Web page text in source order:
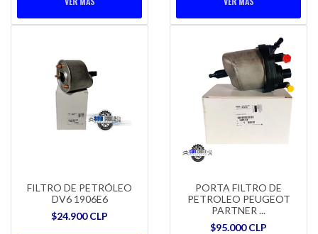
FILTRO DE PETRÓLEO
DV6 1906E6
$24.900 CLP
PORTA FILTRO DE
PETROLEO PEUGEOT
PARTNER ...
$95.000 CLP